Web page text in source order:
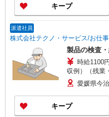
キープ
派遣社員
株式会社テクノ・サービス/お仕
製品の検査
時給1100
収例）（残業
す） 交通費
愛媛県今
キープ